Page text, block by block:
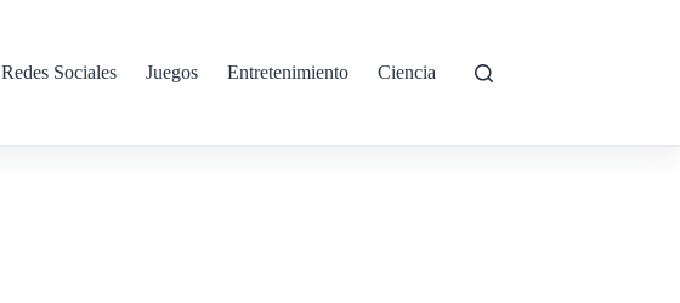
Redes Sociales Juegos Entretenimiento Ciencia